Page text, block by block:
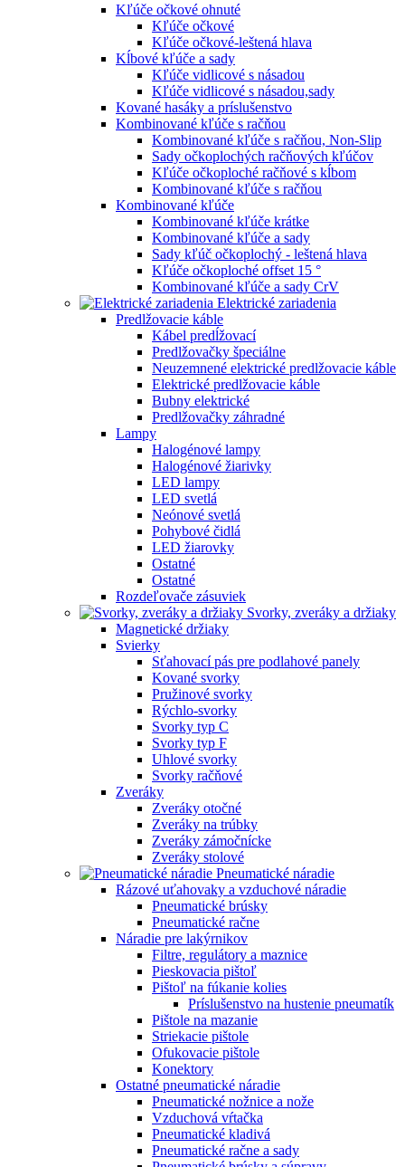
Kľúče očkové ohnuté
Kľúče očkové
Kľúče očkové-leštená hlava
Kĺbové kľúče a sady
Kľúče vidlicové s násadou
Kľúče vidlicové s násadou,sady
Kované hasáky a príslušenstvo
Kombinované kľúče s račňou
Kombinované kľúče s račňou, Non-Slip
Sady očkoplochých račňových kľúčov
Kľúče očkoploché račňové s kĺbom
Kombinované kľúče s račňou
Kombinované kľúče
Kombinované kľúče krátke
Kombinované kľúče a sady
Sady kľúč očkoplochý - leštená hlava
Kľúče očkoploché offset 15 °
Kombinované kľúče a sady CrV
Elektrické zariadenia
Predlžovacie káble
Kábel predĺžovací
Predlžovačky špeciálne
Neuzemnené elektrické predlžovacie káble
Elektrické predlžovacie káble
Bubny elektrické
Predlžovačky záhradné
Lampy
Halogénové lampy
Halogénové žiarivky
LED lampy
LED svetlá
Neónové svetlá
Pohybové čidlá
LED žiarovky
Ostatné
Ostatné
Rozdeľovače zásuviek
Svorky, zveráky a držiaky
Magnetické držiaky
Svierky
Sťahovací pás pre podlahové panely
Kované svorky
Pružinové svorky
Rýchlo-svorky
Svorky typ C
Svorky typ F
Uhlové svorky
Svorky račňové
Zveráky
Zveráky otočné
Zveráky na trúbky
Zveráky zámočnícke
Zveráky stolové
Pneumatické náradie
Rázové uťahovaky a vzduchové náradie
Pneumatické brúsky
Pneumatické račne
Náradie pre lakýrnikov
Filtre, regulátory a maznice
Pieskovacia pištoľ
Pištoľ na fúkanie kolies
Príslušenstvo na hustenie pneumatík
Pištole na mazanie
Striekacie pištole
Ofukovacie pištole
Konektory
Ostatné pneumatické náradie
Pneumatické nožnice a nože
Vzduchová vŕtačka
Pneumatické kladivá
Pneumatické račne a sady